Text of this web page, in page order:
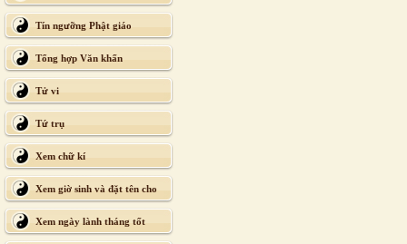
Tín ngưỡng Phật giáo
Tổng hợp Văn khấn
Tử vi
Tứ trụ
Xem chữ kí
Xem giờ sinh và đặt tên cho
con
Xem ngày lành tháng tốt